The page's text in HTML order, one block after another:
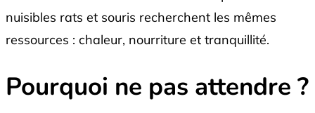
nuisibles rats et souris recherchent les mêmes
ressources : chaleur, nourriture et tranquillité.
Pourquoi ne pas attendre ?